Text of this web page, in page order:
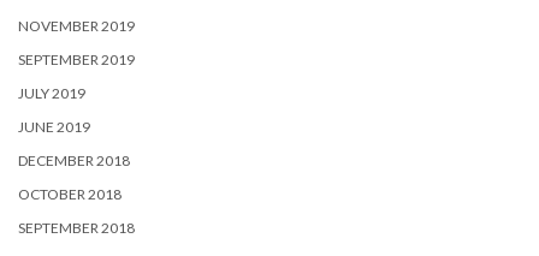
NOVEMBER 2019
SEPTEMBER 2019
JULY 2019
JUNE 2019
DECEMBER 2018
OCTOBER 2018
SEPTEMBER 2018